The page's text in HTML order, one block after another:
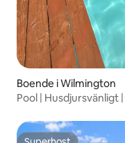
Boende i Wilmington
Pool | Husdjursvänligt